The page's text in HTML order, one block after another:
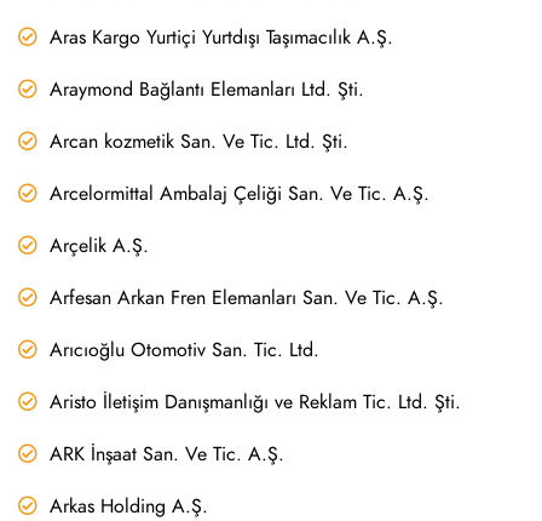
Aras Kargo Yurtiçi Yurtdışı Taşımacılık A.Ş.
Araymond Bağlantı Elemanları Ltd. Şti.
Arcan kozmetik San. Ve Tic. Ltd. Şti.
Arcelormittal Ambalaj Çeliği San. Ve Tic. A.Ş.
Arçelik A.Ş.
Arfesan Arkan Fren Elemanları San. Ve Tic. A.Ş.
Arıcıoğlu Otomotiv San. Tic. Ltd.
Aristo İletişim Danışmanlığı ve Reklam Tic. Ltd. Şti.
ARK İnşaat San. Ve Tic. A.Ş.
Arkas Holding A.Ş.